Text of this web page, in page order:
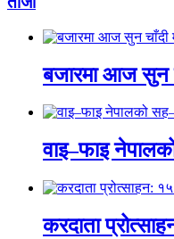
बजारमा आज सुन
वाइ–फाइ
करदाता